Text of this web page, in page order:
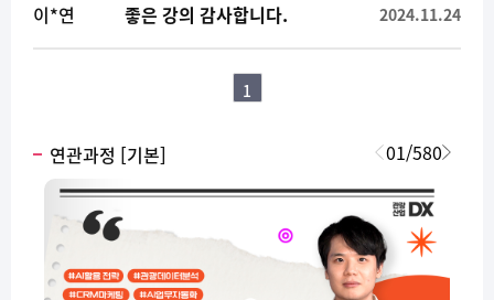
이*연 좋은 강의 감사합니다. 2024.11.24
1
연관과정 [기본] 01/580